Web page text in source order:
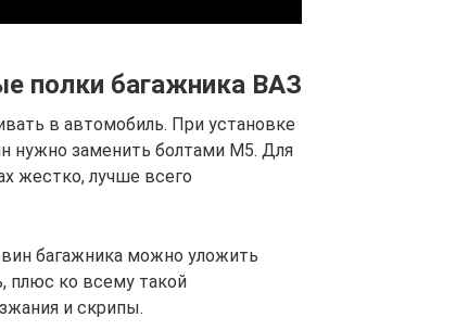
полки багажника ВАЗ
в автомобиль. При установке
нужно заменить болтами М5. Для
жестко, лучше всего
багажника можно уложить
плюс ко всему такой
и скрипы.